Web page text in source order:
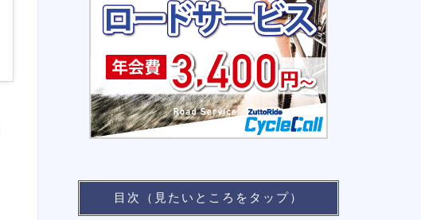
目次（見たいところをタップ）